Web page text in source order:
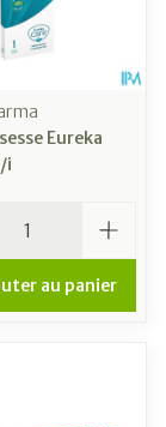
Eureka
i
au panier